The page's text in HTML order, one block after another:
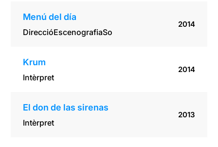
Menú del día
DireccióEscenografiaSo
2014
Krum
Intèrpret
2014
El don de las sirenas
Intèrpret
2013